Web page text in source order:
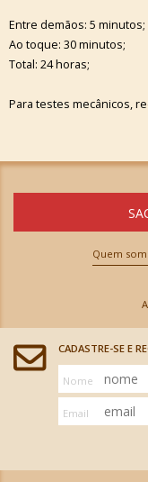
Entre demãos: 5 minutos;
Ao toque: 30 minutos;
Total: 24 horas;
Para testes mecânicos,
Quem
CADASTRE-SE E
Nome
Email